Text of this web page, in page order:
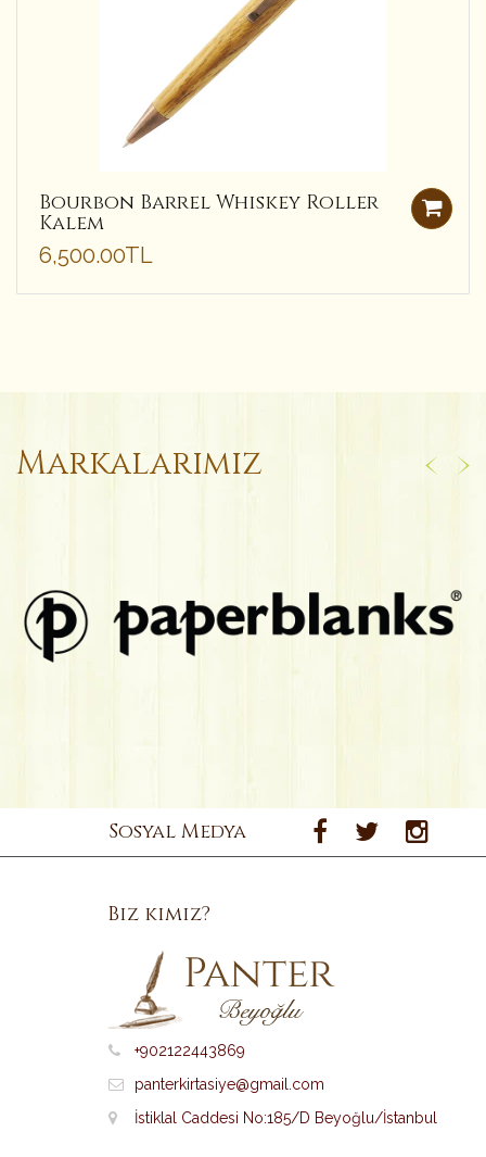
Bourbon Barrel Whiskey Roller
Kalem
6,500.00TL
Markalarımız
Sosyal Medya
Biz kimiz?
+902122443869
panterkirtasiye@gmail.com
İstiklal Caddesi No:185/D Beyoğlu/İstanbul